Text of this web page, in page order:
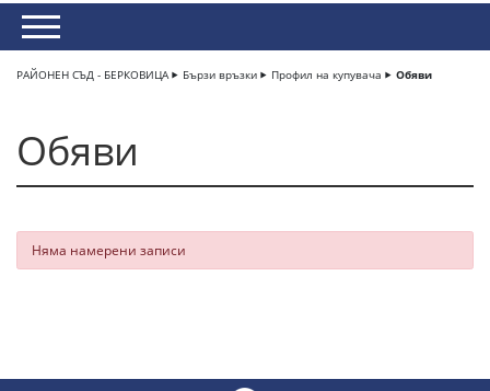
РАЙОНЕН СЪД - БЕРКОВИЦА Бързи връзки Профил на купувача Обяви
Обяви
Няма намерени записи